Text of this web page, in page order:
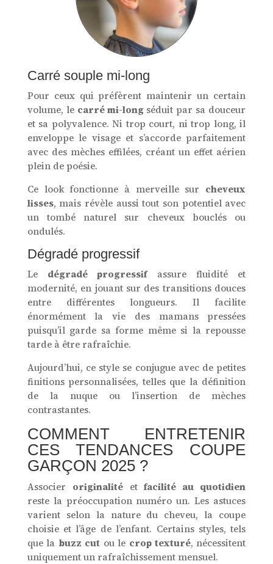
Carré souple mi-long
Pour ceux qui préfèrent maintenir un certain
volume, le carré mi-longséduit par sa douceur
et sa polyvalence. Ni trop court, ni trop long, il
enveloppe le visage et s’accorde parfaitement
avec des mèches effilées, créant un effet aérien
plein de poésie.
Ce look fonctionne à merveille sur cheveux
lisses, mais révèle aussi tout son potentiel avec
un tombé naturel sur cheveux bouclés ou
ondulés.
Dégradé progressif
Le dégradé progressifassure fluidité et
modernité, en jouant sur des transitions douces
entre différentes longueurs. Il facilite
énormément la vie des mamans pressées
puisqu’il garde sa forme même si la repousse
tarde à être rafraîchie.
Aujourd’hui, ce style se conjugue avec de petites
finitions personnalisées, telles que la définition
de la nuque ou l’insertion de mèches
contrastantes.
COMMENT ENTRETENIR
CES TENDANCES COUPE
GARÇON 2025 ?
Associer originalitéetfacilité au quotidien
reste la préoccupation numéro un. Les astuces
varient selon la nature du cheveu, la coupe
choisie et l’âge de l’enfant. Certains styles, tels
que la buzz cut ou le crop texturé, nécessitent
uniquement un rafraîchissement mensuel.